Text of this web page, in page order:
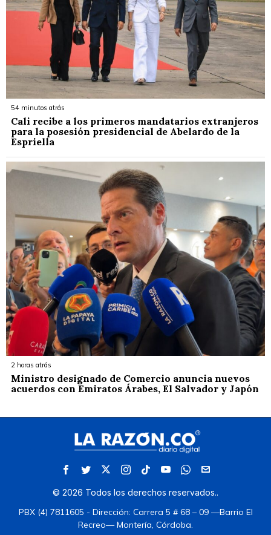
54 minutos atrás
Cali recibe a los primeros mandatarios extranjeros
para la posesión presidencial de Abelardo de la
Espriella
2 horas atrás
Ministro designado de Comercio anuncia nuevos
acuerdos con Emiratos Árabes, El Salvador y Japón
© 2026 Todos los derechos reservados..
PBX (4) 7811605 - Dirección: Carrera 5 # 68 – 09 —Barrio El
Recreo— Montería, Córdoba.